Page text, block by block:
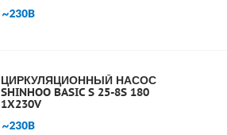
ЦИРКУЛЯЦИОННЫЙ НАСОС
SHINHOO BASIC S 25-8S 180
1X230V